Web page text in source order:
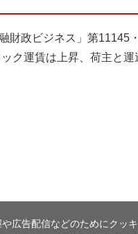
財政ビジネス」第11145
ク運賃は上昇、荷主と
広告配信などのためにク